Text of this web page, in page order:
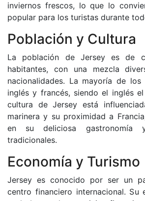
inviernos frescos, lo que lo
popular para los turistas durante
Población y Cultura
La población de Jersey es de
habitantes, con una mezcla
nacionalidades. La mayoría de los
inglés y francés, siendo el inglés
cultura de Jersey está
marinera y su proximidad a
en su deliciosa gastronomía
tradicionales.
Economía y Turismo
Jersey es conocido por ser un
centro financiero internacional. Su